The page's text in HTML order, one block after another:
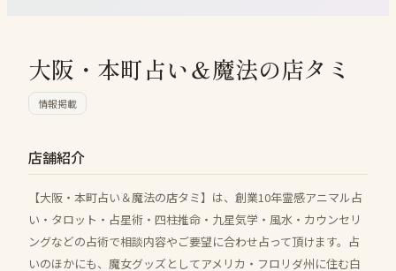
大阪・本町占い＆魔法の店タミ
情報掲載
店舗紹介
【大阪・本町占い＆魔法の店タミ】は、創業10年霊感アニマル占
い・タロット・占星術・四柱推命・九星気学・風水・カウンセリ
ングなどの占術で相談内容やご要望に合わせ占って頂けます。占
いのほかにも、魔女グッズとしてアメリカ・フロリダ州に住む白